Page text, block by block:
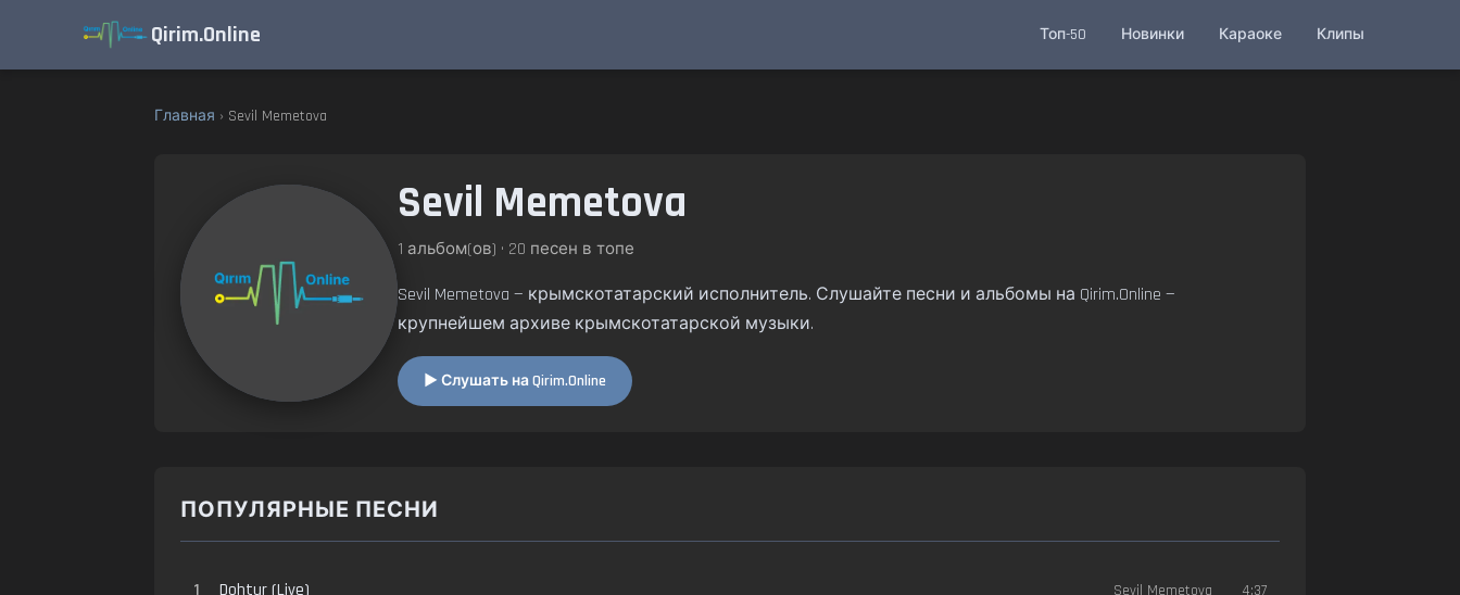
Qirim.Online Топ-50 Новинки Караоке Клипы
Главная › Sevil Memetova
Sevil Memetova
1 альбом(ов) • 20 песен в топе
Sevil Memetova — крымскотатарский исполнитель. Слушайте песни и альбомы на Qirim.Online —
крупнейшем архиве крымскотатарской музыки.
▶ Слушать на Qirim.Online
ПОПУЛЯРНЫЕ ПЕСНИ
1 Dohtur (Live) Sevil Memetova 4:37